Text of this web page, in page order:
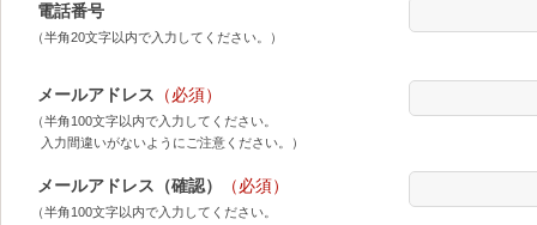
電話番号
（半角20文字以内で入力してください。）
メールアドレス （必須）
（半角100文字以内で入力してください。
入力間違いがないようにご注意ください。）
メールアドレス（確認） （必須）
（半角100文字以内で入力してください。